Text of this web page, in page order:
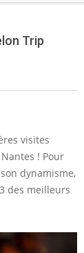
Trip
visites
! Pour
dynamisme,
des meilleurs